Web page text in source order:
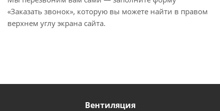
«Заказать звонок», которую вы можете найти в правом
верхнем углу экрана сайта.
Вентиляция